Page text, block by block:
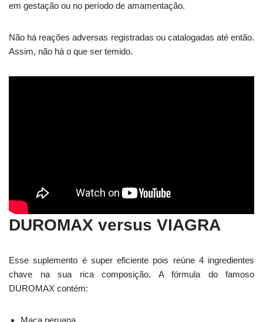
em gestação ou no período de amamentação.
Não há reações adversas registradas ou catalogadas até então.
Assim, não há o que ser temido.
DUROMAX versus VIAGRA
Esse suplemento é super eficiente pois reúne 4 ingredientes
chave na sua rica composição. A fórmula do famoso
DUROMAX contém:
Maca peruana